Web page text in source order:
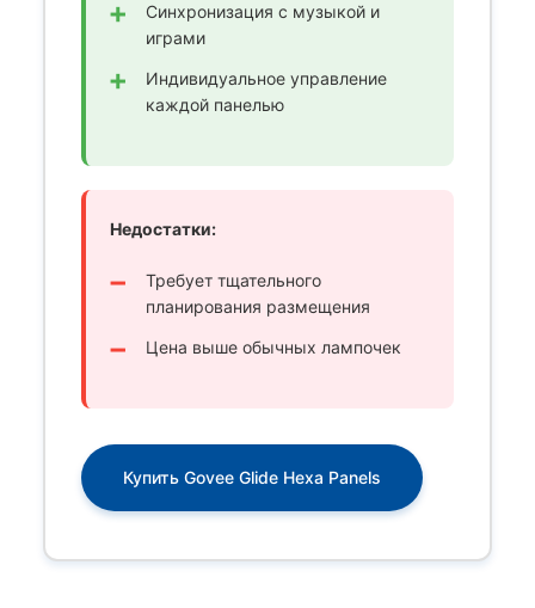
Синхронизация с музыкой и
играми
Индивидуальное управление
каждой панелью
Недостатки:
Требует тщательного
планирования размещения
Цена выше обычных лампочек
Купить Govee Glide Hexa Panels